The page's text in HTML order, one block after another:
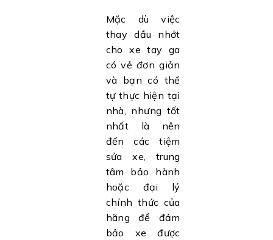
Mặc dù việc
thay dầu nhớt
cho xe tay ga
có vẻ đơn giản
và bạn có thể
tự thực hiện tại
nhà, nhưng tốt
nhất là nên
đến các tiệm
sửa xe, trung
tâm bảo hành
hoặc đại lý
chính thức của
hãng để đảm
bảo xe được